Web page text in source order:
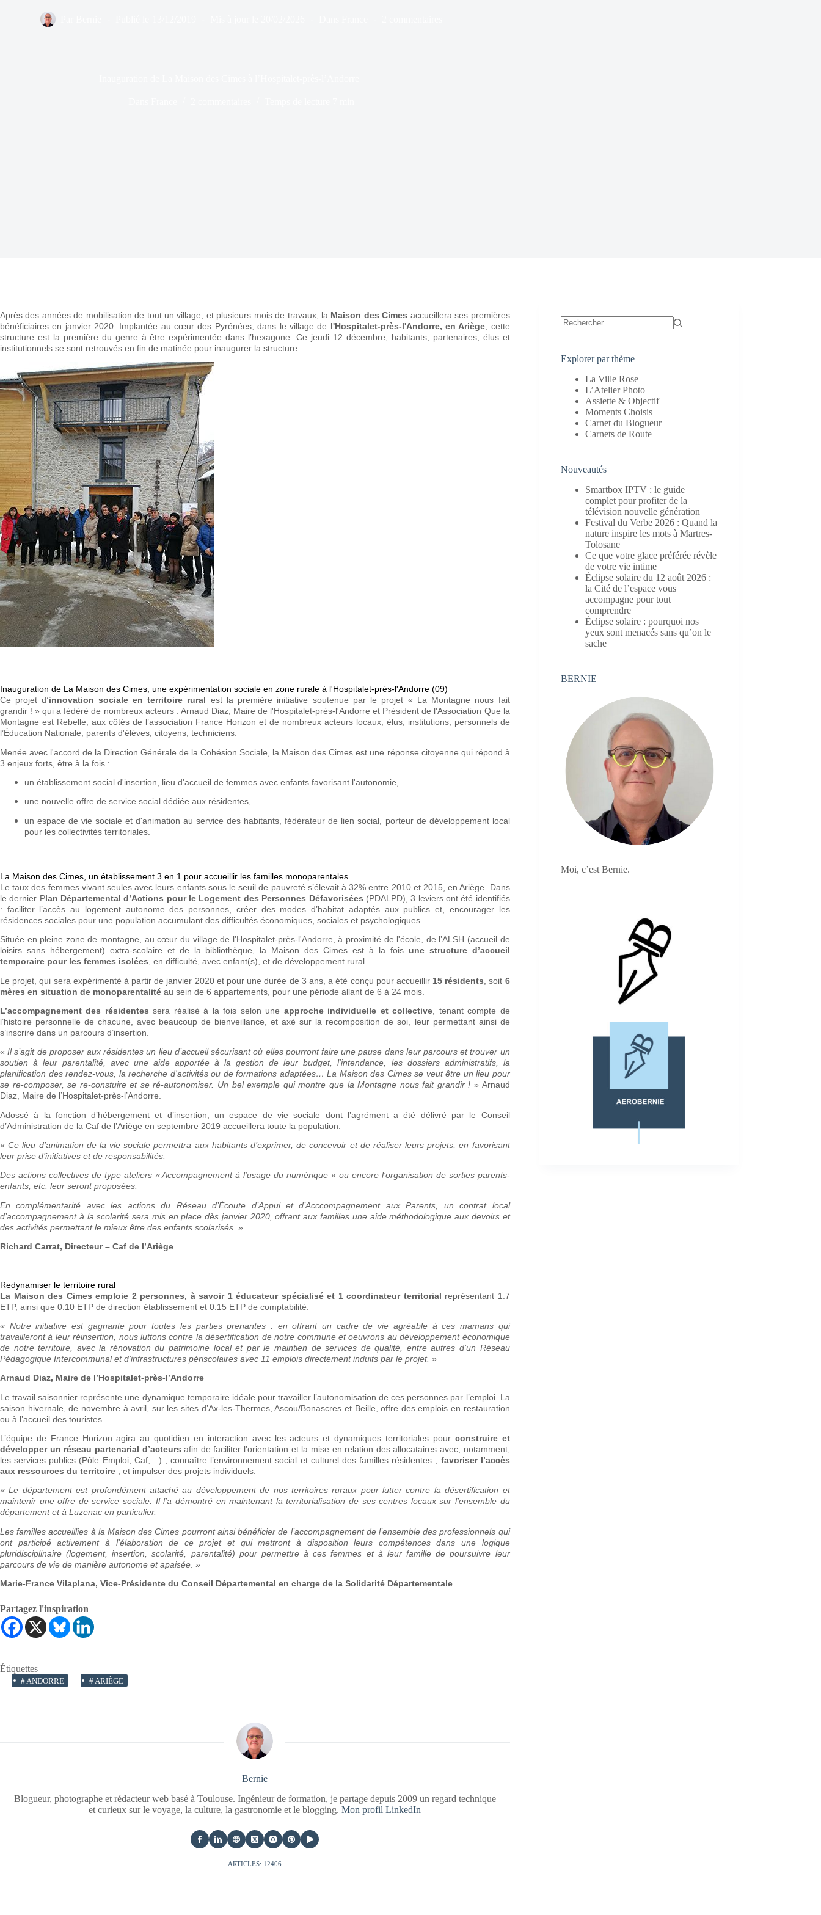
Après des années de mobilisation de tout un village, et plusieurs mois de travaux, la Maison des Cimes accueillera ses premières
bénéficiaires en janvier 2020. Implantée au cœur des Pyrénées, dans le village de l'Hospitalet-près-l'Andorre, en Ariège , cette
structure est la première du genre à être expérimentée dans l’hexagone. Ce jeudi 12 décembre, habitants, partenaires, élus et
institutionnels se sont retrouvés en fin de matinée pour inaugurer la structure.
Inauguration de La Maison des Cimes, une expérimentation sociale en zone rurale à l'Hospitalet-près-l'Andorre (09)
Ce projet d’innovation sociale en territoire rural est la première initiative soutenue par le projet « La Montagne nous fait
grandir ! » qui a fédéré de nombreux acteurs : Arnaud Diaz, Maire de l'Hospitalet-près-l'Andorre et Président de l'Association Que la
Montagne est Rebelle, aux côtés de l’association France Horizon et de nombreux acteurs locaux, élus, institutions, personnels de
l’Éducation Nationale, parents d'élèves, citoyens, techniciens.
Menée avec l'accord de la Direction Générale de la Cohésion Sociale, la Maison des Cimes est une réponse citoyenne qui répond à
3 enjeux forts, être à la fois :
un établissement social d'insertion, lieu d'accueil de femmes avec enfants favorisant l'autonomie,
une nouvelle offre de service social dédiée aux résidentes,
un espace de vie sociale et d'animation au service des habitants, fédérateur de lien social, porteur de développement local
pour les collectivités territoriales.
La Maison des Cimes, un établissement 3 en 1 pour accueillir les familles monoparentales
Le taux des femmes vivant seules avec leurs enfants sous le seuil de pauvreté s’élevait à 32% entre 2010 et 2015, en Ariège. Dans
le dernier Plan Départemental d’Actions pour le Logement des Personnes Défavorisées (PDALPD), 3 leviers ont été identifiés
: faciliter l’accès au logement autonome des personnes, créer des modes d’habitat adaptés aux publics et, encourager les
résidences sociales pour une population accumulant des difficultés économiques, sociales et psychologiques.
Située en pleine zone de montagne, au cœur du village de l’Hospitalet-près-l'Andorre, à proximité de l'école, de l’ALSH (accueil de
loisirs sans hébergement) extra-scolaire et de la bibliothèque, la Maison des Cimes est à la fois une structure d’accueil
temporaire pour les femmes isolées, en difficulté, avec enfant(s), et de développement rural.
Le projet, qui sera expérimenté à partir de janvier 2020 et pour une durée de 3 ans, a été conçu pour accueillir 15 résidents , soit 6
mères en situation de monoparentalité au sein de 6 appartements, pour une période allant de 6 à 24 mois.
L’accompagnement des résidentes sera réalisé à la fois selon une approche individuelle et collective , tenant compte de
l’histoire personnelle de chacune, avec beaucoup de bienveillance, et axé sur la recomposition de soi, leur permettant ainsi de
s’inscrire dans un parcours d’insertion.
«Il s’agit de proposer aux résidentes un lieu d’accueil sécurisant où elles pourront faire une pause dans leur parcours et trouver un
soutien à leur parentalité, avec une aide apportée à la gestion de leur budget, l'intendance, les dossiers administratifs, la
planification des rendez-vous, la recherche d'activités ou de formations adaptées… La Maison des Cimes se veut être un lieu pour
se re-composer, se re-constuire et se ré-autonomiser. Un bel exemple qui montre que la Montagne nous fait grandir !» Arnaud
Diaz, Maire de l’Hospitalet-près-l’Andorre.
Adossé à la fonction d’hébergement et d’insertion, un espace de vie sociale dont l’agrément a été délivré par le Conseil
d’Administration de la Caf de l’Ariège en septembre 2019 accueillera toute la population.
«Ce lieu d’animation de la vie sociale permettra aux habitants d’exprimer, de concevoir et de réaliser leurs projets, en favorisant
leur prise d’initiatives et de responsabilités.
Des actions collectives de type ateliers « Accompagnement à l’usage du numérique » ou encore l’organisation de sorties parents-
enfants, etc. leur seront proposées.
En complémentarité avec les actions du Réseau d’Écoute d’Appui et d’Acccompagnement aux Parents, un contrat local
d’accompagnement à la scolarité sera mis en place dès janvier 2020, offrant aux familles une aide méthodologique aux devoirs et
des activités permettant le mieux être des enfants scolarisés. »
Richard Carrat, Directeur – Caf de l’Ariège
Redynamiser le territoire rural
La Maison des Cimes emploie 2 personnes, à savoir 1 éducateur spécialisé et 1 coordinateur territorial représentant 1.7
ETP, ainsi que 0.10 ETP de direction établissement et 0.15 ETP de comptabilité.
« Notre initiative est gagnante pour toutes les parties prenantes : en offrant un cadre de vie agréable à ces mamans qui
travailleront à leur réinsertion, nous luttons contre la désertification de notre commune et oeuvrons au développement économique
de notre territoire, avec la rénovation du patrimoine local et par le maintien de services de qualité, entre autres d’un Réseau
Pédagogique Intercommunal et d’infrastructures périscolaires avec 11 emplois directement induits par le projet. »
Arnaud Diaz, Maire de l’Hospitalet-près-l’Andorre
Le travail saisonnier représente une dynamique temporaire idéale pour travailler l’autonomisation de ces personnes par l’emploi. La
saison hivernale, de novembre à avril, sur les sites d’Ax-les-Thermes, Ascou/Bonascres et Beille, offre des emplois en restauration
ou à l’accueil des touristes.
L’équipe de France Horizon agira au quotidien en interaction avec les acteurs et dynamiques territoriales pour construire et
développer un réseau partenarial d’acteurs afin de faciliter l’orientation et la mise en relation des allocataires avec, notamment,
les services publics (Pôle Emploi, Caf,…) ; connaître l’environnement social et culturel des familles résidentes ; favoriser l’accès
aux ressources du territoire ; et impulser des projets individuels.
« Le département est profondément attaché au développement de nos territoires ruraux pour lutter contre la désertification et
maintenir une offre de service sociale. Il l’a démontré en maintenant la territorialisation de ses centres locaux sur l’ensemble du
département et à Luzenac en particulier.
Les familles accueillies à la Maison des Cimes pourront ainsi bénéficier de l’accompagnement de l’ensemble des professionnels qui
ont participé activement à l’élaboration de ce projet et qui mettront à disposition leurs compétences dans une logique
pluridisciplinaire (logement, insertion, scolarité, parentalité) pour permettre à ces femmes et à leur famille de poursuivre leur
parcours de vie de manière autonome et apaisée . »
Marie-France Vilaplana, Vice-Présidente du Conseil Départemental en charge de la Solidarité Départementale
Partagez l'inspiration
Étiquettes
# ANDORRE # ARIÈGE
Bernie
Blogueur, photographe et rédacteur web basé à Toulouse. Ingénieur de formation, je partage depuis 2009 un regard technique
et curieux sur le voyage, la culture, la gastronomie et le blogging.Mon profil LinkedIn
ARTICLES: 12406
Explorer par thème
La Ville Rose
L’Atelier Photo
Assiette & Objectif
Moments Choisis
Carnet du Blogueur
Carnets de Route
Nouveautés
Smartbox IPTV : le guide
complet pour profiter de la
télévision nouvelle génération
Festival du Verbe 2026 : Quand la
nature inspire les mots à Martres-
Tolosane
Ce que votre glace préférée révèle
de votre vie intime
Éclipse solaire du 12 août 2026 :
la Cité de l’espace vous
accompagne pour tout
comprendre
Éclipse solaire : pourquoi nos
yeux sont menacés sans qu’on le
sache
BERNIE
Moi, c’est Bernie.